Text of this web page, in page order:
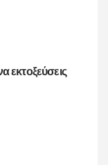
εκτοξεύσεις